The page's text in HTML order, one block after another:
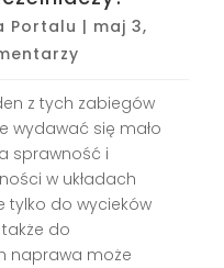
Portalu | maj 3,
z tych zabiegów
wydawać się mało
sprawność i
w układach
tylko do wycieków
do
naprawa może